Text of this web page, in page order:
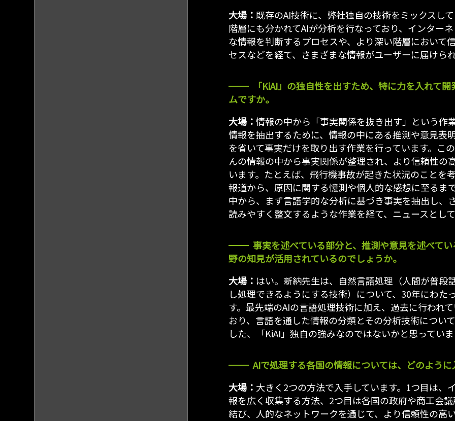
大場：既存のAI技術に、弊社独自の技術をミックスし
階層にも分かれてAIが分析を行なっており、インター
な情報を判断するプロセスや、より深い階層において
セスなどを経て、さまざまな情報がユーザーに届けら
「KiAI」の独自性を出すため、特に力を入れて
ムですか。
大場：情報の中から「事実関係を抜き出す」という作
情報を抽出するために、情報の中にある推測や意見表
を省いて事実だけを取り出す作業を行っています。こ
んの情報の中から事実関係が整理され、より信頼性の
います。たとえば、飛行機事故が起きた状況のことを
報道から、原因に関する憶測や個人的な感想に至るま
中から、まず言語学的な分析に基づき事実を抽出し、
読みやすく整文するような作業を経て、ニュースとし
事実を述べている部分と、推測や意見を述べて
野の知見が活用されているのでしょうか。
大場： はい。新納先生は、自然言語処理（人間が普段
し処理できるようにする技術）について、30年にわた
す。最先端のAIの言語処理技術に加え、過去に行われ
おり、言語を通した情報の分類とその分析技術につい
した、「KiAI」独自の強みなのではないかと思ってい
AIで処理する各国の情報については、どのよう
大場： 大きく2つの方法で入手しています。1つ目は、
報を広く収集する方法、2つ目は各国の政府や商工会
結び、人的なネットワークを通じて、より信頼性の高